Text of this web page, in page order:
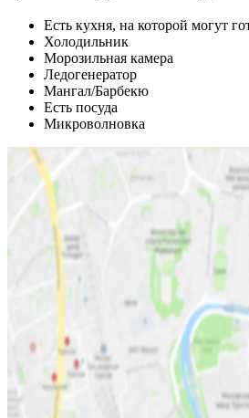
Есть кухня, на которой могут
Холодильник
Морозильная камера
Ледогенератор
Мангал/Барбекю
Есть посуда
Микроволновка